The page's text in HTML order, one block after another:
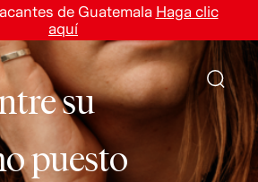
de Guatemala Haga clic
aquí
tresu
opuesto